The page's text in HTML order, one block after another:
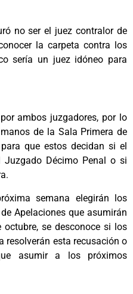
no ser el juez contralor de
la carpeta contra los
sería un juez idóneo para
ambos juzgadores, por lo
de la Sala Primera de
que estos decidan si el
Décimo Penal o si
semana elegirán los
Apelaciones que asumirán
se desconoce si los
resolverán esta recusación o
asumir a los próximos